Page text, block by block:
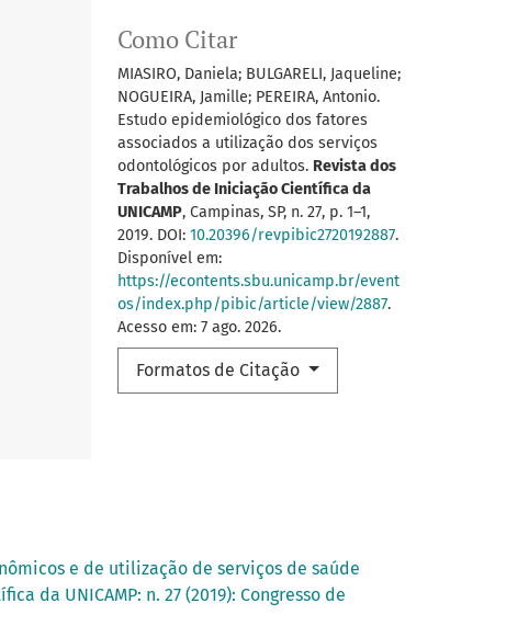
Como Citar
MIASIRO, Daniela; BULGARELI, Jaqueline;
NOGUEIRA, Jamille; PEREIRA, Antonio.
Estudo epidemiológico dos fatores
associados a utilização dos serviços
odontológicos por adultos. Revista dos
Trabalhos de Iniciação Científica da
UNICAMP, Campinas, SP, n. 27, p. 1–1,
2019. DOI: 10.20396/revpibic2720192887.
Disponível em:
https://econtents.sbu.unicamp.br/event
os/index.php/pibic/article/view/2887.
Acesso em: 7 ago. 2026.
Formatos de Citação
e de utilização de serviços de saúde
da UNICAMP: n. 27 (2019): Congresso de